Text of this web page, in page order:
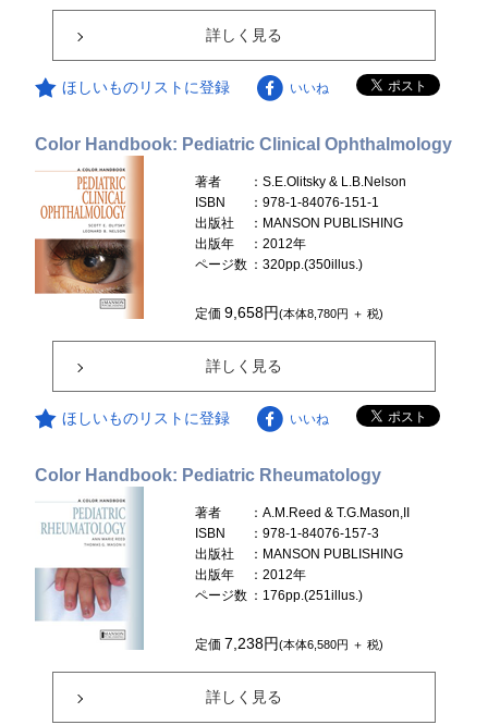
詳しく見る
ほしいものリストに登録 いいね
Color Handbook: Pediatric Clinical Ophthalmology
著者
：S.E.Olitsky & L.B.Nelson
ISBN
：978-1-84076-151-1
出版社
：MANSON PUBLISHING
出版年
：2012年
ページ数 ：320pp.(350illus.)
定価9,658円(本体8,780円 ＋ 税)
詳しく見る
ほしいものリストに登録 いいね
Color Handbook: Pediatric Rheumatology
著者
：A.M.Reed & T.G.Mason,II
ISBN
：978-1-84076-157-3
出版社
：MANSON PUBLISHING
出版年
：2012年
ページ数 ：176pp.(251illus.)
定価 7,238円(本体6,580円 ＋ 税)
詳しく見る